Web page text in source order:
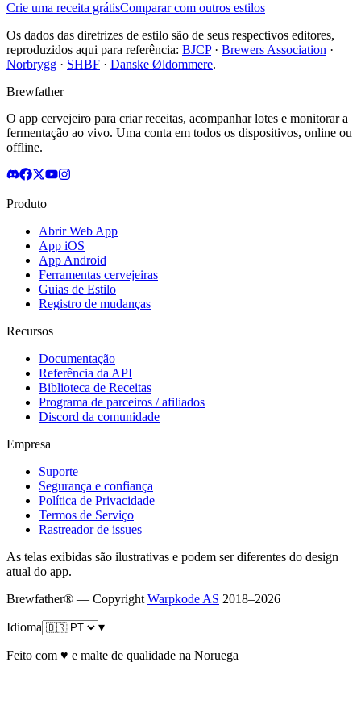
Crie uma receita grátisComparar com outros estilos
Os dados das diretrizes de estilo são de seus respectivos editores,
reproduzidos aqui para referência: BJCP· Brewers Association ·
Norbrygg · SHBF · Danske Øldommere.
Brewfather
O app cervejeiro para criar receitas, acompanhar lotes e monitorar a
fermentação ao vivo. Uma conta em todos os dispositivos, online ou
offline.
Produto
Abrir Web App
App iOS
App Android
Ferramentas cervejeiras
Guias de Estilo
Registro de mudanças
Recursos
Documentação
Referência da API
Biblioteca de Receitas
Programa de parceiros / afiliados
Discord da comunidade
Empresa
Suporte
Segurança e confiança
Política de Privacidade
Termos de Serviço
Rastreador de issues
As telas exibidas são ilustrativas e podem ser diferentes do design
atual do app.
Brewfather® — Copyright Warpkode AS 2018–2026
Idioma ▾
Feito com ♥ e malte de qualidade na Noruega